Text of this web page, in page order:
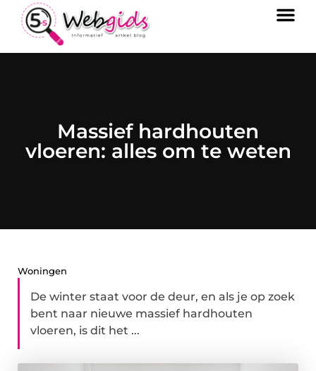
Massief hardhouten
vloeren: alles om te weten
Woningen
De winter staat voor de deur, en als je op zoek
bent naar nieuwe massief hardhouten
vloeren, is dit het ...